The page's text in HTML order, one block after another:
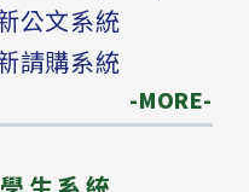
公文系統
請購系統
-MORE-